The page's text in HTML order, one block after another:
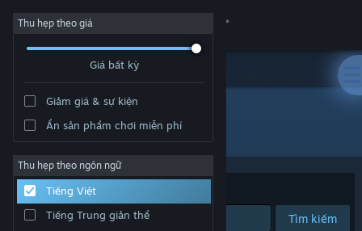
Đăng nhập
Cộng đồng
Thông tin
Hỗ trợ
Thu hẹp theo giá
Giá bất kỳ
Giảm giá & sự kiện
Ẩn sản phẩm chơi miễn phí
Thu hẹp theo ngôn ngữ
Tiếng Việt
Tiếng Trung giản thể
Nhà phát triển: PreoNus Games
Xếp theo Độ liên quan
Tìm kiếm